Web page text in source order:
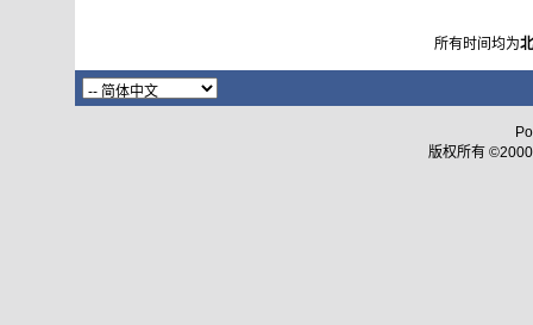
所有时间均为
版权所有